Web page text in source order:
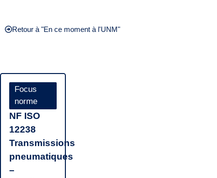
Retour à "En ce moment à l'UNM"
Focus
norme
NF ISO
12238
Transmissions
pneumatiques
–